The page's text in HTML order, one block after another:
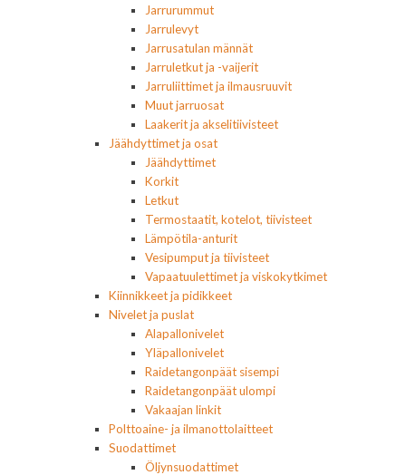
Jarrurummut
Jarrulevyt
Jarrusatulan männät
Jarruletkut ja -vaijerit
Jarruliittimet ja ilmausruuvit
Muut jarruosat
Laakerit ja akselitiivisteet
Jäähdyttimet ja osat
Jäähdyttimet
Korkit
Letkut
Termostaatit, kotelot, tiivisteet
Lämpötila-anturit
Vesipumput ja tiivisteet
Vapaatuulettimet ja viskokytkimet
Kiinnikkeet ja pidikkeet
Nivelet ja puslat
Alapallonivelet
Yläpallonivelet
Raidetangonpäät sisempi
Raidetangonpäät ulompi
Vakaajan linkit
Polttoaine- ja ilmanottolaitteet
Suodattimet
Öljynsuodattimet